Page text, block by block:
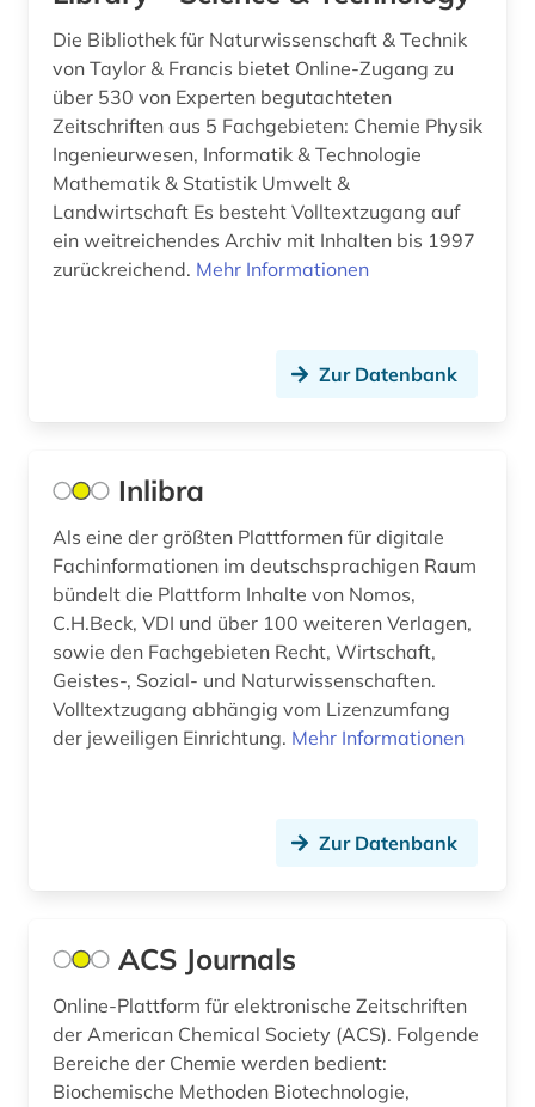
Die Bibliothek für Naturwissenschaft & Technik
von Taylor & Francis bietet Online-Zugang zu
über 530 von Experten begutachteten
Zeitschriften aus 5 Fachgebieten: Chemie Physik
Ingenieurwesen, Informatik & Technologie
Mathematik & Statistik Umwelt &
Landwirtschaft Es besteht Volltextzugang auf
ein weitreichendes Archiv mit Inhalten bis 1997
zurückreichend. Mehr Informationen
Zur Datenbank
Inlibra
Als eine der größten Plattformen für digitale
Fachinformationen im deutschsprachigen Raum
bündelt die Plattform Inhalte von Nomos,
C.H.Beck, VDI und über 100 weiteren Verlagen,
sowie den Fachgebieten Recht, Wirtschaft,
Geistes-, Sozial- und Naturwissenschaften.
Volltextzugang abhängig vom Lizenzumfang
der jeweiligen Einrichtung. Mehr Informationen
Zur Datenbank
ACS Journals
Online-Plattform für elektronische Zeitschriften
der American Chemical Society (ACS). Folgende
Bereiche der Chemie werden bedient:
Biochemische Methoden Biotechnologie,